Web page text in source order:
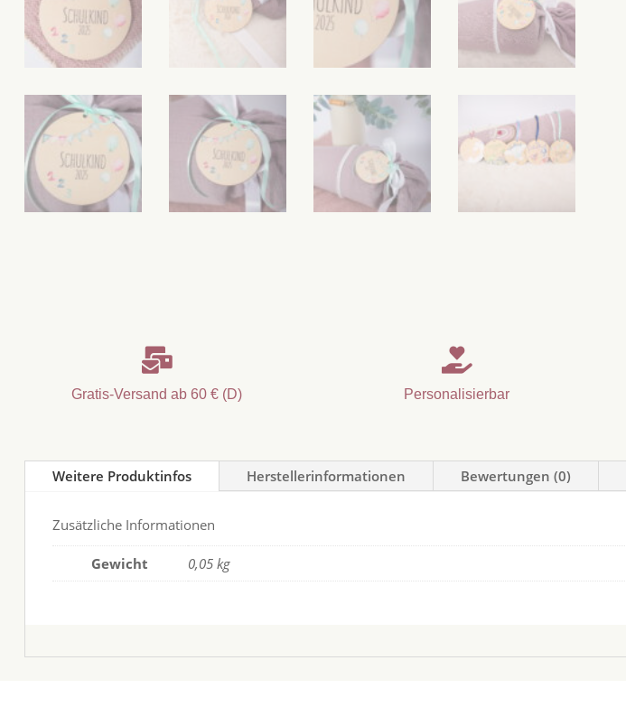

Gratis-Versand ab 60 € (D)

Personalisierbar
Weitere Produktinfos Herstellerinformationen Bewertungen (0)
Zusätzliche Informationen
Gewicht 0,05 kg